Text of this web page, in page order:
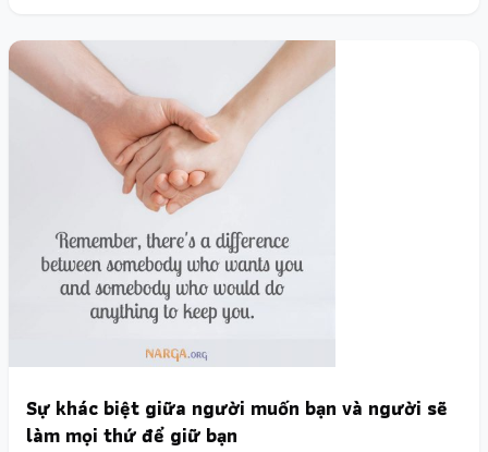
Sự khác biệt giữa người muốn bạn và người sẽ
làm mọi thứ để giữ bạn